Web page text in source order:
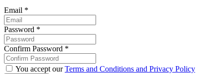
Email *
Password *
Confirm Password *
You accept ourTerms and Conditions and Privacy Policy